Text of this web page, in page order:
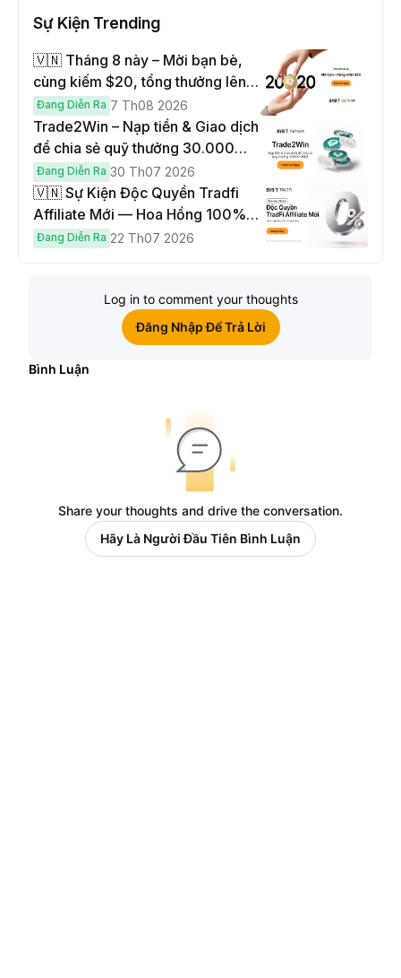
Sự Kiện Trending
🇻🇳 Tháng 8 này – Mời bạn bè,
cùng kiếm $20, tổng thưởng lên
đến $1,000
Đang Diễn Ra 7 Th08 2026
Trade2Win – Nạp tiền & Giao dịch
để chia sẻ quỹ thưởng 30.000
USDT
Đang Diễn Ra 30 Th07 2026
🇻🇳 Sự Kiện Độc Quyền Tradfi
Affiliate Mới — Hoa Hồng 100% &
Hoàn Phí Qua Đêm
Đang Diễn Ra 22 Th07 2026
Log in to comment your thoughts
Đăng Nhập Để Trả Lời
Bình Luận
Share your thoughts and drive the conversation.
Hãy Là Người Đầu Tiên Bình Luận